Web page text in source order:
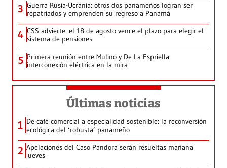
3 Guerra Rusia-Ucrania: otros dos panameños logran ser
repatriados y emprenden su regreso a Panamá
4 CSS advierte: el 18 de agosto vence el plazo para elegir el
sistema de pensiones
5 Primera reunión entre Mulino y De La Espriella:
interconexión eléctrica en la mira
Últimas noticias
1 De café comercial a especialidad sostenible: la reconversión
ecológica del ‘robusta’ panameño
2 Apelaciones del Caso Pandora serán resueltas mañana
jueves